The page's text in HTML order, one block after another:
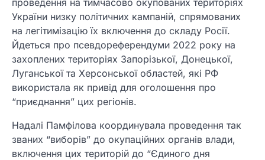
України низку політичних кампаній, спрямованих
на легітимізацію їх включення до складу Росії.
Йдеться про псевдореферендуми 2022 року на
захоплених територіях Запорізької, Донецької,
Луганської та Херсонської областей, які РФ
використала як привід для оголошення про
“приєднання” цих регіонів.
Надалі Памфілова координувала проведення так
званих “виборів” до окупаційних органів влади,
включення цих територій до “Єдиного дня